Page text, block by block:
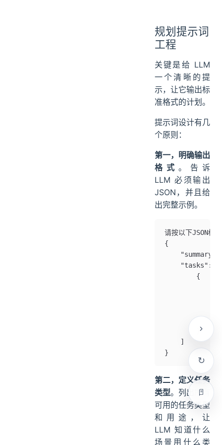
规划提示词
工程
关键是给 LLM
一个清晰的提
示，让它输出标
准格式的计划。
提示词设计有几
个原则：
第一，明确输出
格式 。告诉
LLM 必须输出
JSON，并且给
出完整示例。
请按以下JSON格
{
"summary":
    "tasks": [
        {
        }
    ]
}
第二，定义任务
类型。列出所有
可用的任务类型
和用途，让
LLM 知道什么
场景用什么类